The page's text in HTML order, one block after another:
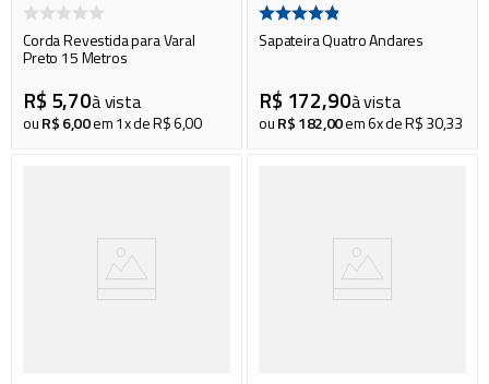
Corda Revestida para Varal
Preto 15 Metros
R$ 5,70à vista
ouR$6,00em1x deR$6,00
Sapateira Quatro Andares
R$ 172,90à vista
ouR$182,00em6x deR$30,33